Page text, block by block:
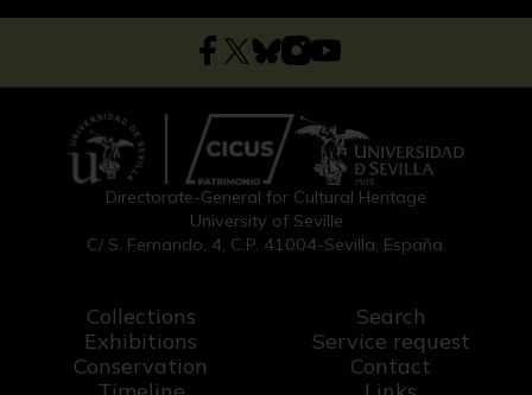
Directorate-General for Cultural Heritage
University of Seville
C/ S. Fernando, 4, C.P. 41004-Sevilla, España.
Collections
Exhibitions
Conservation
Search
Service request
Contact